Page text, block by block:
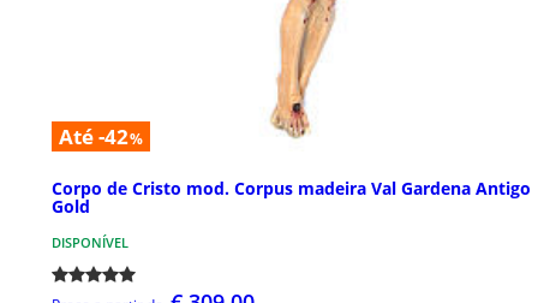
Até -42%
Corpo de Cristo mod. Corpus madeira Val Gardena Antigo
Gold
DISPONÍVEL